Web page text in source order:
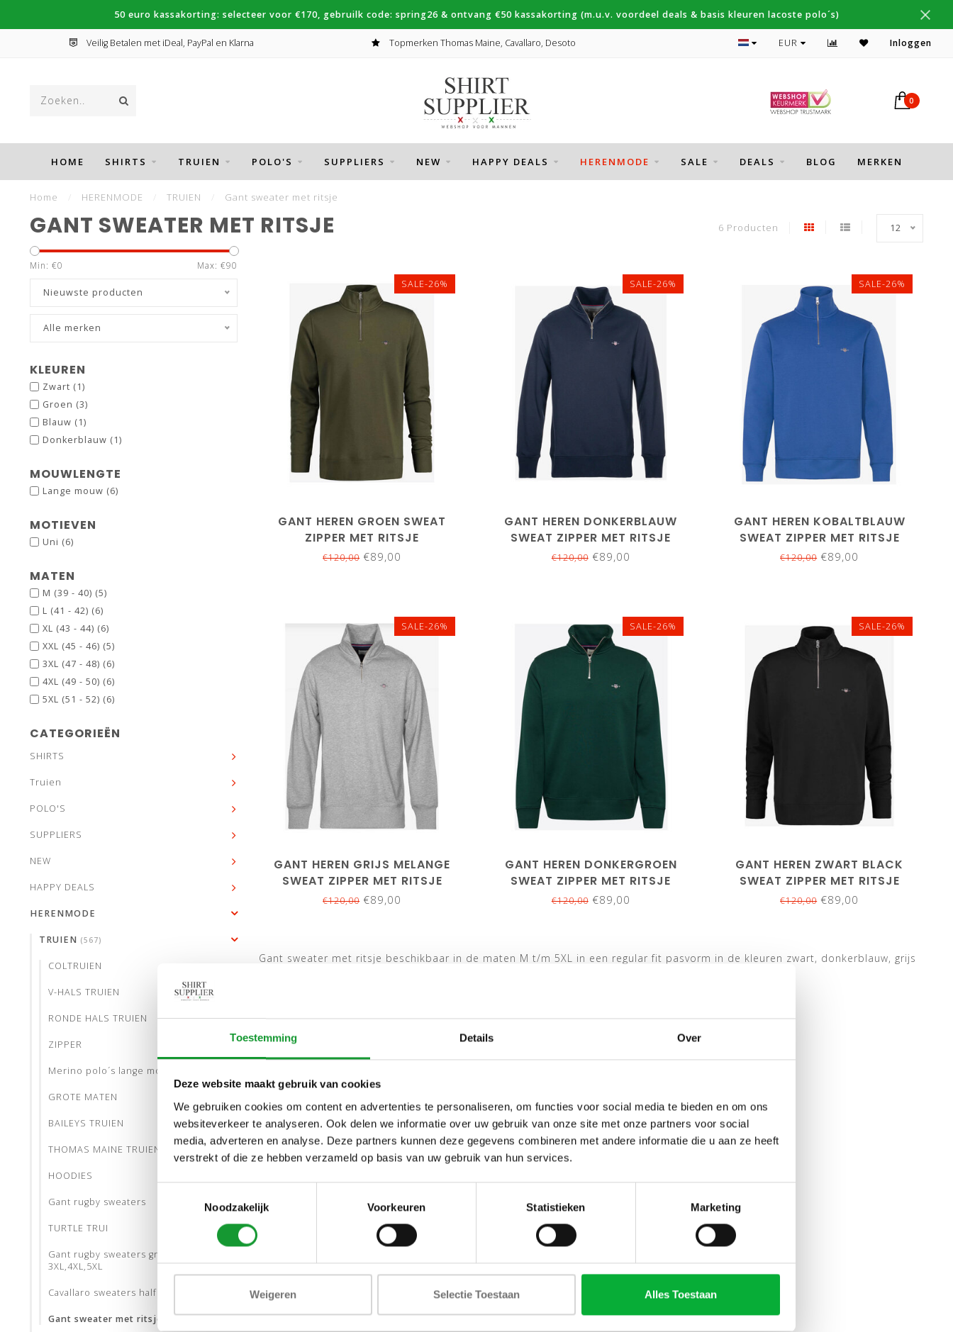
Toestemming Details Over
Deze website maakt gebruik van cookies
We gebruiken cookies om content en advertenties te personaliseren, om functies voor social media te bieden en om ons
websiteverkeer te analyseren. Ook delen we informatie over uw gebruik van onze site met onze partners voor social
media, adverteren en analyse. Deze partners kunnen deze gegevens combineren met andere informatie die u aan ze heeft
verstrekt of die ze hebben verzameld op basis van uw gebruik van hun services.
Noodzakelijk
Voorkeuren Statistieken Marketing
Weigeren Selectie Toestaan Alles Toestaan
50 euro kassakorting: selecteer voor €170, gebruilk code: spring26 & ontvang €50 kassakorting (m.u.v. voordeel deals & basis kleuren lacoste polo´s)
Veilig Betalen met iDeal, PayPal en Klarna Topmerken Thomas Maine, Cavallaro, Desoto Topmerken Gant, NZA, Fred Perry
EUR Inloggen
0
HOME SHIRTS TRUIEN POLO'S SUPPLIERS NEW HAPPY DEALS HERENMODE SALE DEALS BLOG MERKEN
Home HERENMODE TRUIEN Gant sweater met ritsje
GANT SWEATER MET RITSJE 6 Producten 12
Min: €0 Max: €90
Nieuwste producten
Alle merken
KLEUREN
Zwart (1)
Groen (3)
Blauw (1)
Donkerblauw (1)
MOUWLENGTE
Lange mouw (6)
MOTIEVEN
Uni (6)
MATEN
M (39 - 40) (5)
L (41 - 42) (6)
XL (43 - 44) (6)
XXL (45 - 46) (5)
3XL (47 - 48) (6)
4XL (49 - 50) (6)
5XL (51 - 52) (6)
CATEGORIEËN
SHIRTS
Truien
POLO'S
SUPPLIERS
NEW
HAPPY DEALS
HERENMODE
TRUIEN (567)
COLTRUIEN
V-HALS TRUIEN
RONDE HALS TRUIEN
ZIPPER
Merino polo´s lange mouw
GROTE MATEN
BAILEYS TRUIEN
THOMAS MAINE TRUIEN
HOODIES
Gant rugby sweaters
TURTLE TRUI
Gant rugby sweaters grote maten
3XL,4XL,5XL
Cavallaro sweaters half zip
Gant sweater met ritsje
SALE-26%
3XL
4XL
GANT HEREN GROEN SWEAT
ZIPPER MET RITSJE
€120,00€89,00
SALE-26%
S M
3XL
GANT HEREN DONKERBLAUW
SWEAT ZIPPER MET RITSJE
€120,00€89,00
SALE-26%
L 5XL
GANT HEREN KOBALTBLAUW
SWEAT ZIPPER MET RITSJE
€120,00€89,00
SALE-26%
XXL 3XL
GANT HEREN GRIJS MELANGE
SWEAT ZIPPER MET RITSJE
€120,00€89,00
SALE-26%
M L 4XL 5XL
GANT HEREN DONKERGROEN
SWEAT ZIPPER MET RITSJE
€120,00€89,00
SALE-26%
XL 5XL
GANT HEREN ZWART BLACK
SWEAT ZIPPER MET RITSJE
€120,00€89,00
Gant sweater met ritsje beschikbaar in de maten M t/m 5XL in een regular fit pasvorm in de kleuren zwart, donkerblauw, grijs